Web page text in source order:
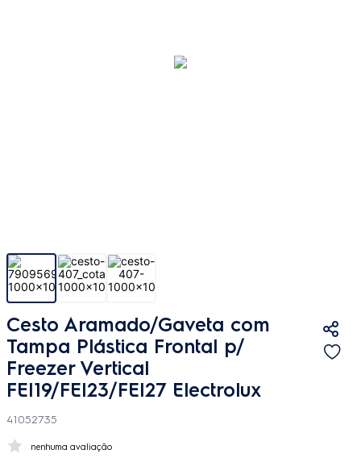
Cesto Aramado/Gaveta com
Tampa Plástica Frontal p/
Freezer Vertical
FEI19/FEI23/FEI27 Electrolux
41052735
nenhuma avaliação